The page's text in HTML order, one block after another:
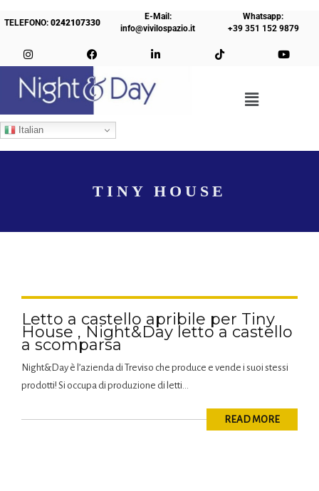
TELEFONO:0242107330
E-Mail:
info@vivilospazio.it
Whatsapp:
+39 351 152 9879
Italian
TINY HOUSE
Letto a castello apribile per Tiny
House , Night&Day letto a castello
a scomparsa
Night&Day è l’azienda di Treviso che produce e vende i suoi stessi
prodotti! Si occupa di produzione di letti...
READ MORE